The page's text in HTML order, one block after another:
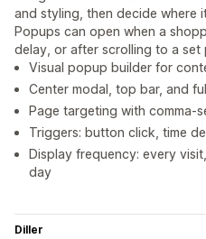
and styling, then decide where
Popups can open when a
delay, or after scrolling to a set
Visual popup builder for
Center modal, top bar, and
Page targeting with comma-
Triggers: button click, time
Display frequency: every
day
Diller